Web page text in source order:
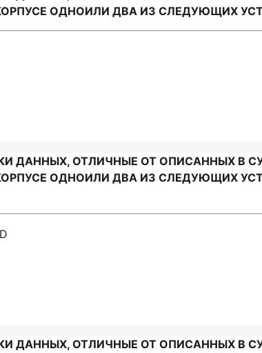
ОДНОИЛИ ДВА ИЗ СЛЕДУЮЩИХ
ДАННЫХ, ОТЛИЧНЫЕ ОТ ОПИСАННЫХ В
ОДНОИЛИ ДВА ИЗ СЛЕДУЮЩИХ УСТР-
ДАННЫХ, ОТЛИЧНЫЕ ОТ ОПИСАННЫХ В